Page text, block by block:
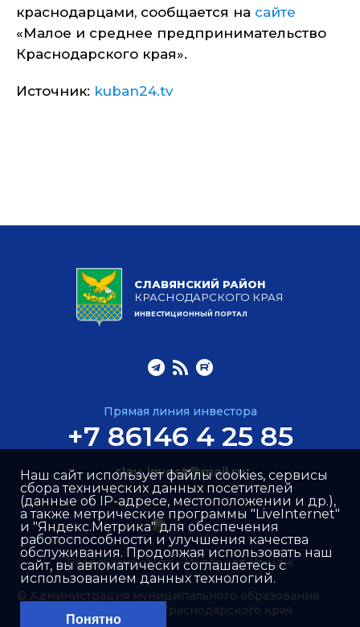
краснодарцами, сообщается на сайте
«Малое и среднее предпринимательство
Краснодарского края».
Источник: kuban24.tv
СЛАВЯНСКИЙ РАЙОН
КРАСНОДАРСКОГО КРАЯ
ИНВЕСТИЦИОННЫЙ ПОРТАЛ
Прямая линия инвестора
+7 86146 4 25 85
slav_invest@mail.ru
© Администрация муниципального образования
Славянский район Краснодарского края
Разработка сайта –Интернет-Имидж
Наш сайт использует файлы cookies, сервисы
сбора технических данных посетителей
(данные об IP-адресе, местоположении и др.),
а также метрические программы "LiveInternet"
и "Яндекс.Метрика" для обеспечения
работоспособности и улучшения качества
обслуживания. Продолжая использовать наш
сайт, вы автоматически соглашаетесь с
использованием данных технологий.
Понятно